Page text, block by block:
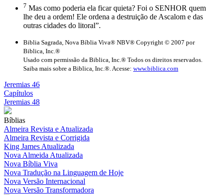
7 Mas como poderia ela ficar quieta? Foi o SENHOR quem
lhe deu a ordem! Ele ordena a destruição de Ascalom e das
outras cidades do litoral”.
Biblia Sagrada, Nova Bíblia Viva® NBV® Copyright © 2007 por
Biblica, Inc.®
Usado com permissão da Biblica, Inc.® Todos os direitos reservados.
Saiba mais sobre a Biblica, Inc.®. Acesse: www.biblica.com
Jeremias 46
Capítulos
Jeremias 48
Bíblias
Almeira Revista e Atualizada
Almeira Revista e Corrigida
King James Atualizada
Nova Almeida Atualizada
Nova Bíblia Viva
Nova Tradução na Linguagem de Hoje
Nova Versão Internacional
Nova Versão Transformadora